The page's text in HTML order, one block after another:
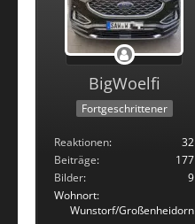
BigWoelfi
Fortgeschrittener
Reaktionen
32
Beiträge
177
Bilder
9
Wohnort
Wunstorf/Großenheidorn